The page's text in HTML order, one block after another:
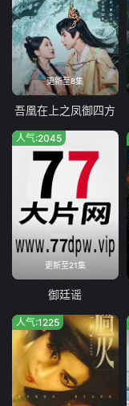
更新至8集
吾凰在上之凤御四方
更新至21集
人气:2045
御廷谣
人气:1225